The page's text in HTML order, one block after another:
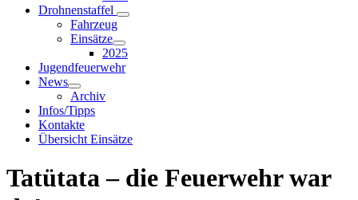
Drohnenstaffel
Fahrzeug
Einsätze
2025
Jugendfeuerwehr
News
Archiv
Infos/Tipps
Kontakte
Übersicht Einsätze
Tatütata – die Feuerwehr war